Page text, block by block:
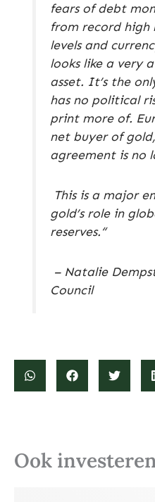
fears of debt
from record
levels and
looks like a very
asset. It’s the
has no political
print more of.
net buyer of
agreement is no
This is a major
gold’s role in
reserves.“
– Natalie
Council
Ook